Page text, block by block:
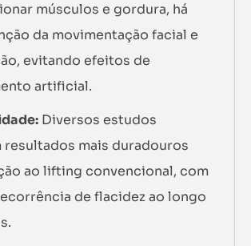
músculos e gordura, há
da movimentação facial e
evitando efeitos de
artificial.
Diversos estudos
resultados mais duradouros
ao lifting convencional, com
de flacidez ao longo